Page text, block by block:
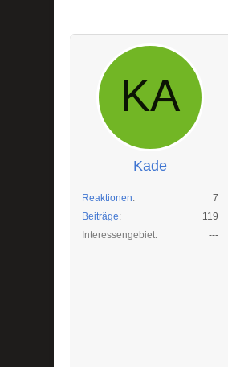
Kade
Reaktionen
7
Beiträge
119
Interessengebiet
---